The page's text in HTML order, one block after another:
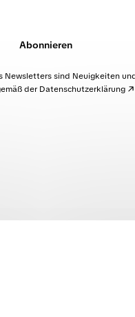
Abonnieren
Newsletters sind Neuigkeiten
der Datenschutzerklärung